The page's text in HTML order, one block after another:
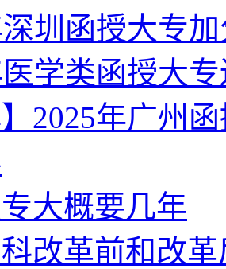
圳函授大专
学类函授大
】2025年广州
大概要几年
改革前和改